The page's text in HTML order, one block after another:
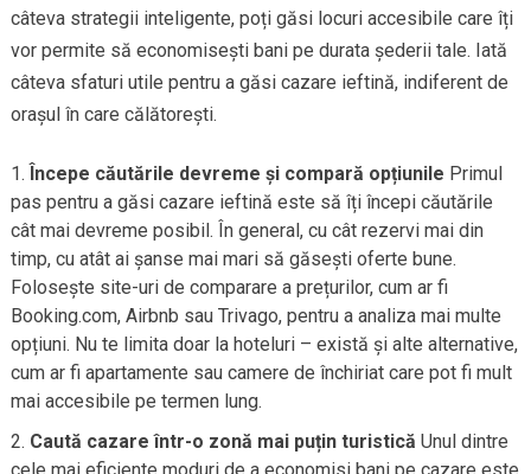
câteva strategii inteligente, poți găsi locuri accesibile care îți
vor permite să economisești bani pe durata șederii tale. Iată
câteva sfaturi utile pentru a găsi cazare ieftină, indiferent de
orașul în care călătorești.
Începe căutările devreme și compară opțiunile Primul
pas pentru a găsi cazare ieftină este să îți începi căutările
cât mai devreme posibil. În general, cu cât rezervi mai din
timp, cu atât ai șanse mai mari să găsești oferte bune.
Folosește site-uri de comparare a prețurilor, cum ar fi
Booking.com, Airbnb sau Trivago, pentru a analiza mai multe
opțiuni. Nu te limita doar la hoteluri – există și alte alternative,
cum ar fi apartamente sau camere de închiriat care pot fi mult
mai accesibile pe termen lung.
Caută cazare într-o zonă mai puțin turistică Unul dintre